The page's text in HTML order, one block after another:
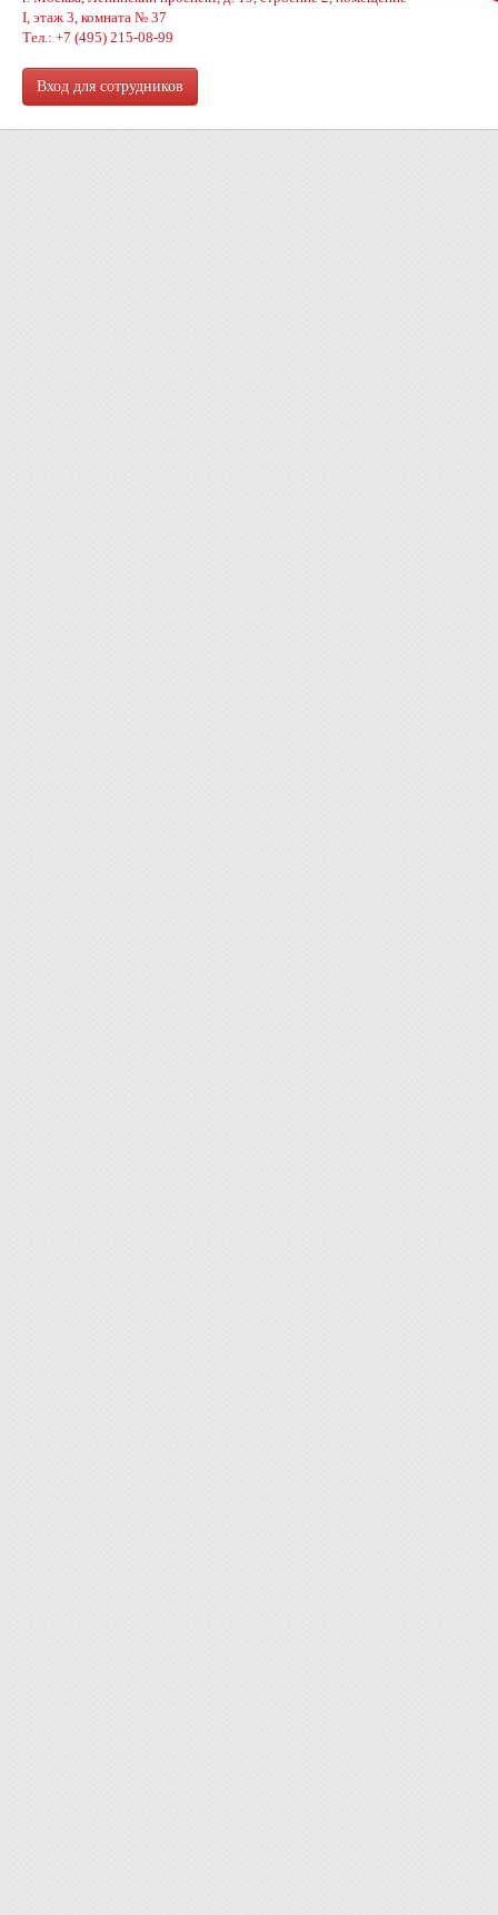
I, этаж 3, комната № 37
Тел.: +7 (495) 215-08-99
Вход для сотрудников